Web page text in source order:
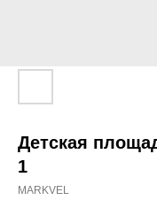
Детская
1
MARKVEL